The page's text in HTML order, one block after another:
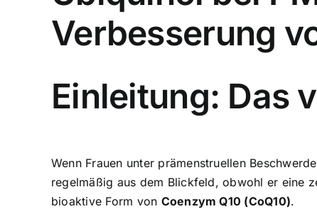
Verbesserung
Einleitung: Das
Wenn Frauen unter prämenstruellen
regelmäßig aus dem Blickfeld, obwohl er eine
bioaktive Form von Coenzym Q10 (CoQ10).